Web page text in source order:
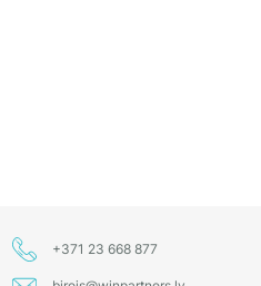
+371 23 668 877